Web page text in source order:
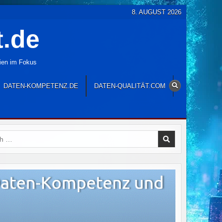
8. AUGUST 2026
im Fokus
DATEN-KOMPETENZ.DE DATEN-QUALITÄT.COM